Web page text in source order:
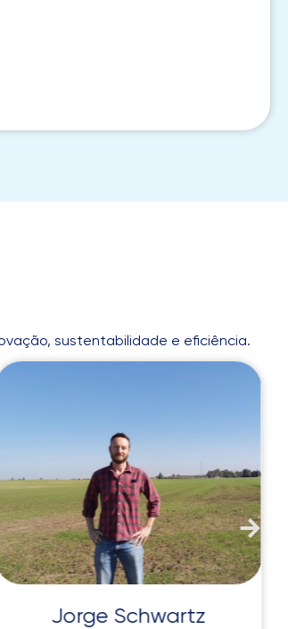
sustentabilidade e eficiência.
Jorge Schwartz